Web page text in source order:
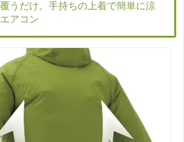
うだけ。手持ちの上着で簡単に涼
アコン